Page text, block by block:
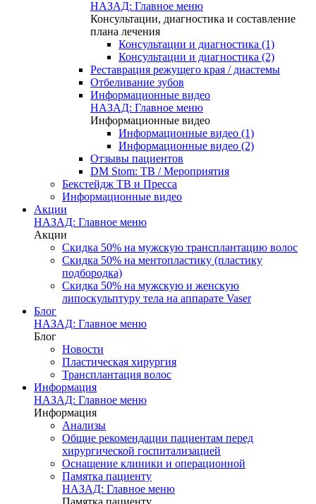
НАЗАД: Главное меню
Консультации, диагностика и составление
плана лечения
Консультации и диагностика (1)
Консультации и диагностика (2)
Реставрация режущего края / диастемы
Отбеливание зубов
Информационные видео
НАЗАД: Главное меню
Информационные видео
Информационные видео (1)
Информационные видео (2)
Отзывы пациентов
DM Stom: ТВ / Мероприятия
Бекстейдж ТВ и Пресса
Информационные видео
Акции
НАЗАД: Главное меню
Акции
Скидка 50% на мужскую трансплантацию волос
Скидка 50% на ментопластику (пластику
подбородка)
Скидка 50% на мужскую и женскую
липоскульптуру тела на аппарате Vaser
Блог
НАЗАД: Главное меню
Блог
Новости
Пластическая хирургия
Трансплантация волос
Информация
НАЗАД: Главное меню
Информация
Анализы
Общие рекомендации пациентам перед
хирургической госпитализацией
Оснащение клиники и операционной
Памятка пациенту
НАЗАД: Главное меню
Памятка пациенту